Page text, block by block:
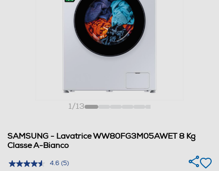
1/13
SAMSUNG - Lavatrice WW80FG3M05AWET 8 Kg
Classe A-Bianco
4.6 (5)